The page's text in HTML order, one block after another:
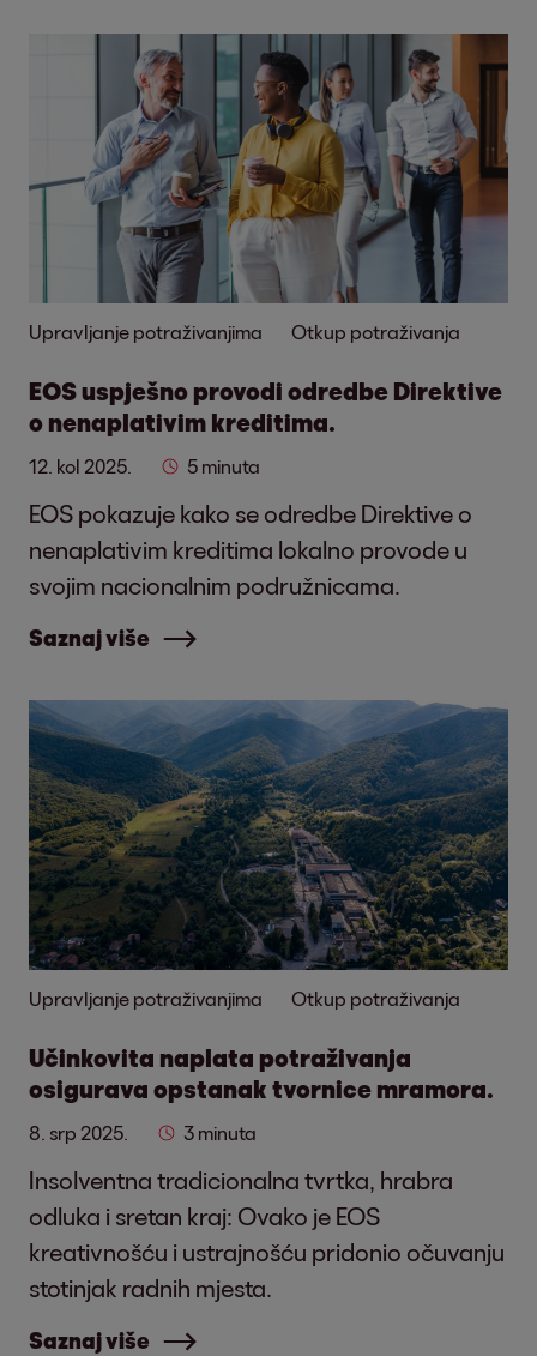
Upravljanje potraživanjima Otkup potraživanja
EOS uspješno provodi odredbe Direktive
o nenaplativim kreditima.
12. kol 2025. 5 minuta
EOS pokazuje kako se odredbe Direktive o
nenaplativim kreditima lokalno provode u
svojim nacionalnim podružnicama.
Saznaj više
Upravljanje potraživanjima Otkup potraživanja
Učinkovita naplata potraživanja
osigurava opstanak tvornice mramora.
8. srp 2025. 3 minuta
Insolventna tradicionalna tvrtka, hrabra
odluka i sretan kraj: Ovako je EOS
kreativnošću i ustrajnošću pridonio očuvanju
stotinjak radnih mjesta.
Saznaj više